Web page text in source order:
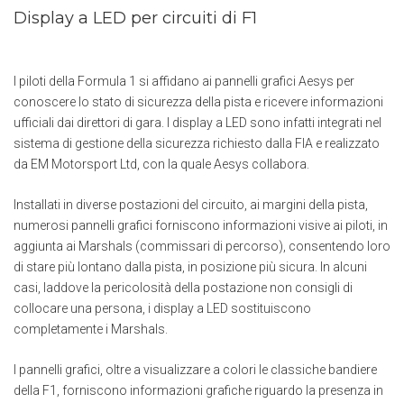
Display a LED per circuiti di F1
I piloti della Formula 1 si affidano ai pannelli grafici Aesys per
conoscere lo stato di sicurezza della pista e ricevere informazioni
ufficiali dai direttori di gara. I display a LED sono infatti integrati nel
sistema di gestione della sicurezza richiesto dalla FIA e realizzato
da EM Motorsport Ltd, con la quale Aesys collabora.
Installati in diverse postazioni del circuito, ai margini della pista,
numerosi pannelli grafici forniscono informazioni visive ai piloti, in
aggiunta ai Marshals (commissari di percorso), consentendo loro
di stare più lontano dalla pista, in posizione più sicura. In alcuni
casi, laddove la pericolosità della postazione non consigli di
collocare una persona, i display a LED sostituiscono
completamente i Marshals.
I pannelli grafici, oltre a visualizzare a colori le classiche bandiere
della F1, forniscono informazioni grafiche riguardo la presenza in